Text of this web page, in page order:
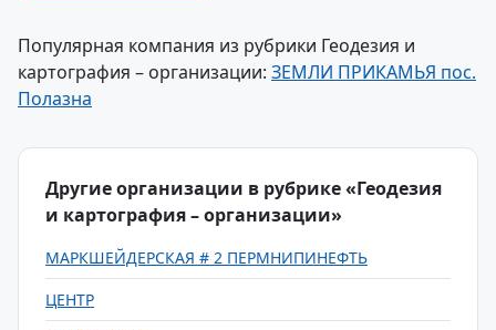
Популярная компания из рубрики Геодезия и
картография – организации: ЗЕМЛИ ПРИКАМЬЯ пос.
Полазна
Другие организации в рубрике «Геодезия
и картография – организации»
МАРКШЕЙДЕРСКАЯ # 2 ПЕРМНИПИНЕФТЬ
ЦЕНТР